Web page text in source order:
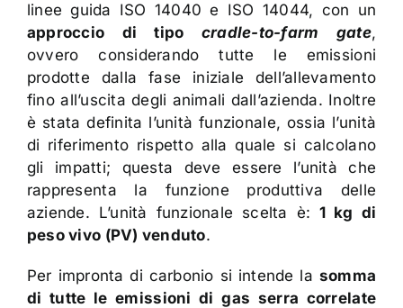
linee guida ISO 14040 e ISO 14044, con un
approccio di tipo cradle-to-farm gate,
ovvero considerando tutte le emissioni
prodotte dalla fase iniziale dell’allevamento
fino all’uscita degli animali dall’azienda. Inoltre
è stata definita l’unità funzionale, ossia l’unità
di riferimento rispetto alla quale si calcolano
gli impatti; questa deve essere l’unità che
rappresenta la funzione produttiva delle
aziende. L’unità funzionale scelta è: 1 kg di
peso vivo (PV) venduto.
Per impronta di carbonio si intende la somma
di tutte le emissioni di gas serra correlate